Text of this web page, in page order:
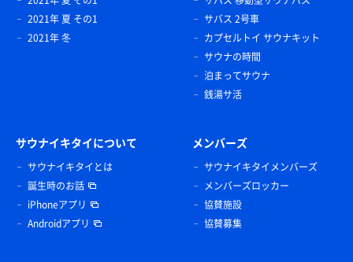
2021年 夏 その1
2021年 冬
サバス 2号車
カプセルトイ サウナキット
サウナの時間
泊まってサウナ
銭湯サ活
サウナイキタイについて
サウナイキタイとは
誕生時のお話
iPhoneアプリ
Androidアプリ
メンバーズ
サウナイキタイメンバーズ
メンバーズロッカー
協賛施設
協賛募集